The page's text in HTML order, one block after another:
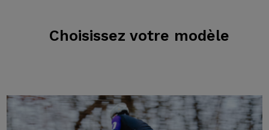
Choisissez votre modèle